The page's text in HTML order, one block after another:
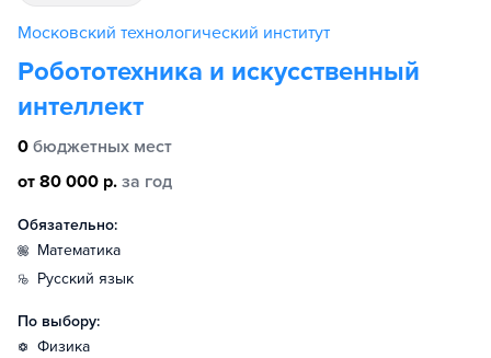
Московский технологический институт
Робототехника и искусственный
интеллект
0 бюджетных мест
от 80 000 р. за год
Обязательно:
математика
русский язык
По выбору:
физика